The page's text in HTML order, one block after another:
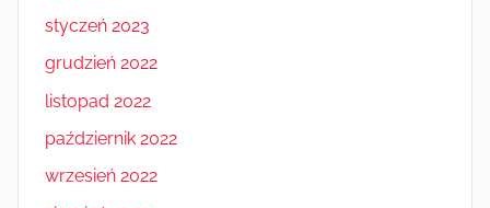
styczeń 2023
grudzień 2022
listopad 2022
październik 2022
wrzesień 2022